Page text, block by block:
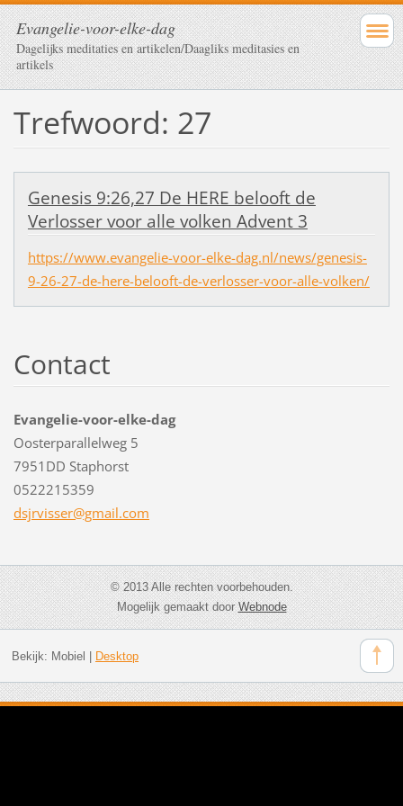
Evangelie-voor-elke-dag
Dagelijks meditaties en artikelen/Daagliks meditasies en
artikels
Trefwoord: 27
Genesis 9:26,27 De HERE belooft de
Verlosser voor alle volken Advent 3
https://www.evangelie-voor-elke-dag.nl/news/genesis-
9-26-27-de-here-belooft-de-verlosser-voor-alle-volken/
Contact
Evangelie-voor-elke-dag
Oosterparallelweg 5
7951DD Staphorst
0522215359
dsjrvisser@gmail.com
© 2013 Alle rechten voorbehouden.
Mogelijk gemaakt doorWebnode
Bekijk: Mobiel Desktop